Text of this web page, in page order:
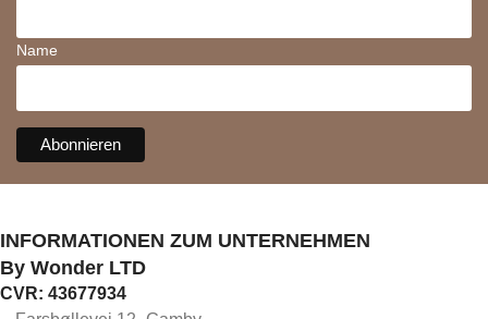
Name
INFORMATIONEN ZUM UNTERNEHMEN
By Wonder LTD
CVR: 43677934